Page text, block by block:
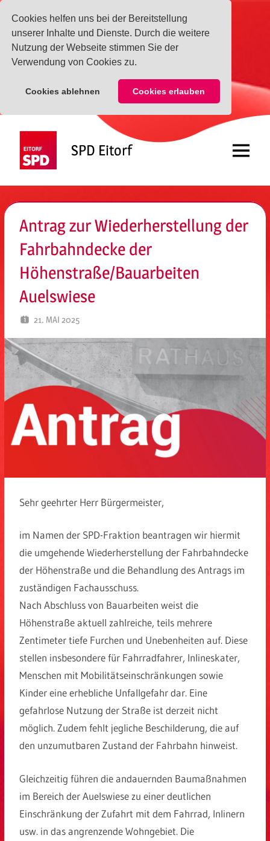
Cookies helfen uns bei der Bereitstellung
unserer Inhalte und Dienste. Durch die weitere
Nutzung der Webseite stimmen Sie der
Verwendung von Cookies zu.
Cookies ablehnen Cookies erlauben
springen
SPD Eitorf Menü
Antrag zur Wiederherstellung der
Fahrbahndecke der
Höhenstraße/Bauarbeiten
Auelswiese
21. MAI 2025
Sehr geehrter Herr Bürgermeister,
im Namen der SPD-Fraktion beantragen wir hiermit
die umgehende Wiederherstellung der Fahrbahndecke
der Höhenstraße und die Behandlung des Antrags im
zuständigen Fachausschuss.
Nach Abschluss von Bauarbeiten weist die
Höhenstraße aktuell zahlreiche, teils mehrere
Zentimeter tiefe Furchen und Unebenheiten auf. Diese
stellen insbesondere für Fahrradfahrer, Inlineskater,
Menschen mit Mobilitätseinschränkungen sowie
Kinder eine erhebliche Unfallgefahr dar. Eine
gefahrlose Nutzung der Straße ist derzeit nicht
möglich. Zudem fehlt jegliche Beschilderung, die auf
den unzumutbaren Zustand der Fahrbahn hinweist.
Gleichzeitig führen die andauernden Baumaßnahmen
im Bereich der Auelswiese zu einer deutlichen
Einschränkung der Zufahrt mit dem Fahrrad, Inlinern
usw. in das angrenzende Wohngebiet. Die